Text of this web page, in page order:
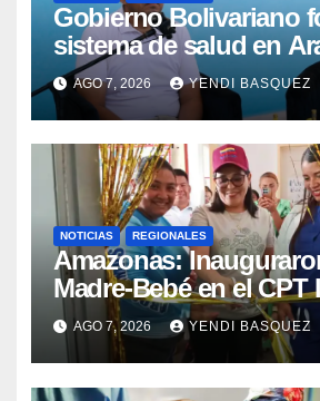
Gobierno Bolivariano
sistema de salud en
la reinauguración del
AGO 7, 2026 YENDI BASQUEZ
NOTICIAS REGIONALES
​Amazonas:
Madre-Bebé en el CPT
del Aeropuerto
Rincón
AGO 7, 2026 YENDI BASQUEZ